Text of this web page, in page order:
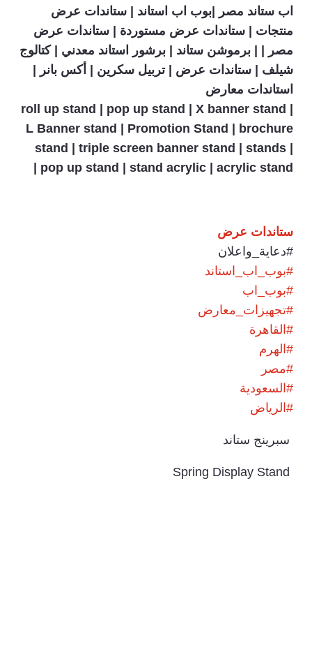
اب ستاند مصر |بوب اب استاند | ستاندات عرض
منتجات | ستاندات عرض مستوردة | ستاندات عرض
مصر | | برموشن ستاند | برشور استاند معدني | كتالوج
شيلف | ستاندات عرض | تربيل سكرين | أكس بانر |
استاندات معارض
roll up stand | pop up stand | X banner stand |
L Banner stand | Promotion Stand | brochure
stand | triple screen banner stand | stands |
pop up stand | stand acrylic | acrylic stand |
ستاندات عرض
‫#‏دعاية_واعلان‬
‫#‏بوب_اب_استاند‬
‫#‏بوب_اب‬
‫#‏تجهيزات_معارض‬
‫#‏ القاهرة‬
‫#‏ الهرم‬
‫#‏مصر‬
‫#‏ السعودية‬
‫#‏ الرياض‬
سبرينج ستاند